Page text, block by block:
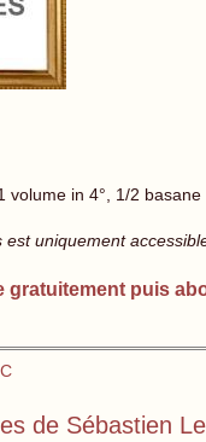
volume in 4°, 1/2
uniquement
gratuitement puis
de Sébastien